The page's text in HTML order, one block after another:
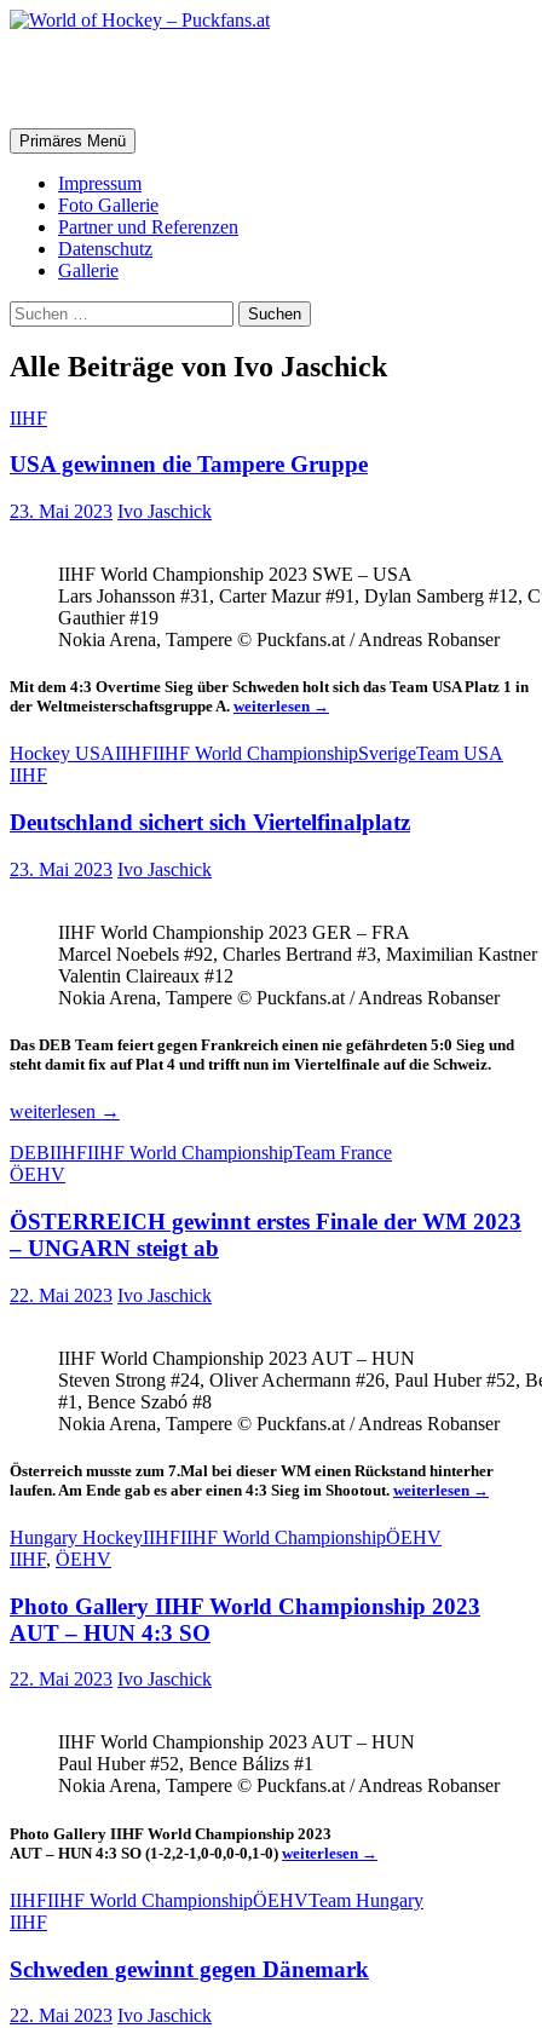
Zum
Suchen
Primäres Menü
Impressum
Foto Gallerie
Partner und Referenzen
Datenschutz
Gallerie
Suchen
nach:
Alle Beiträge von Ivo Jaschick
IIHF
USA gewinnen die Tampere Gruppe
23. Mai 2023 Ivo Jaschick
IIHF World Championship 2023 SWE – USA
Lars Johansson #31, Carter Mazur #91, Dylan Samberg #12,
Gauthier #19
Nokia Arena, Tampere © Puckfans.at / Andreas Robanser
Mit dem 4:3 Overtime Sieg über Schweden holt sich das Team USA Platz 1 in
der Weltmeisterschaftsgruppe A. USA
die
Tampere
weiterlesen →
Hockey USAIIHFIIHF World ChampionshipSverigeTeam USA
IIHF
Deutschland sichert sich Viertelfinalplatz
23. Mai 2023 Ivo Jaschick
IIHF World Championship 2023 GER – FRA
Marcel Noebels #92, Charles Bertrand #3, Maximilian Kastner
Valentin Claireaux #12
Nokia Arena, Tampere © Puckfans.at / Andreas Robanser
Das DEB Team feiert gegen Frankreich einen nie gefährdeten 5:0 Sieg und
steht damit fix auf Plat 4 und trifft nun im Viertelfinale auf die Schweiz.
Deutschland
sich
Viertelfinalplatz
weiterlesen →
DEBIIHFIIHF World ChampionshipTeam France
ÖEHV
ÖSTERREICH gewinnt erstes Finale der WM 2023
– UNGARN steigt ab
22. Mai 2023 Ivo Jaschick
IIHF World Championship 2023 AUT – HUN
Steven Strong #24, Oliver Achermann #26, Paul Huber #52,
#1, Bence Szabó #8
Nokia Arena, Tampere © Puckfans.at / Andreas Robanser
Österreich musste zum 7.Mal bei dieser WM einen Rückstand hinterher
laufen. Am Ende gab es aber einen 4:3 Sieg im Shootout. ÖSTERREICH
erstes
Finale
2023
weiterlesen →
Hungary HockeyIIHFIIHF World ChampionshipÖEHV
IIHF, ÖEHV
Photo Gallery IIHF World Championship 2023
AUT – HUN 4:3 SO
22. Mai 2023 Ivo Jaschick
IIHF World Championship 2023 AUT – HUN
Paul Huber #52, Bence Bálizs #1
Nokia Arena, Tampere © Puckfans.at / Andreas Robanser
Photo Gallery IIHF World Championship 2023
AUT – HUN 4:3 SO (1-2,2-1,0-0,0-0,1-0) Photo
IIHF
World
AUT
weiterlesen →
IIHFIIHF World ChampionshipÖEHVTeam Hungary
IIHF
Schweden gewinnt gegen Dänemark
22. Mai 2023 Ivo Jaschick